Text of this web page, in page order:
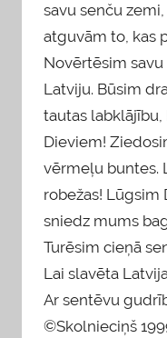
savu senču
atguvām to, kas
Novērtēsim
Latviju. Būsim
tautas labklājību,
Dieviem!
vērmeļu buntes.
robežas! Lūgsim
sniedz mums
Turēsim cieņā
Lai slavēta
Ar sentēvu
©Skolnieciņš